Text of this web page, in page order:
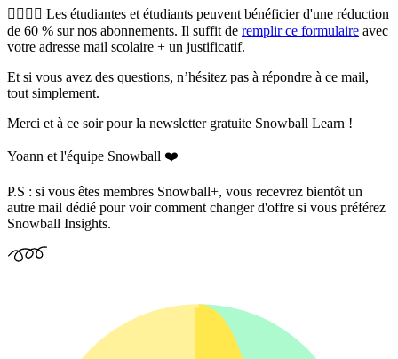
🙋‍♀️🙋‍♂️ Les étudiantes et étudiants peuvent bénéficier d'une réduction
de 60 % sur nos abonnements. Il suffit de remplir ce formulaire avec
votre adresse mail scolaire + un justificatif.
Et si vous avez des questions, n’hésitez pas à répondre à ce mail,
tout simplement.
Merci et à ce soir pour la newsletter gratuite Snowball Learn !
Yoann et l'équipe Snowball ❤️
P.S : si vous êtes membres Snowball+, vous recevrez bientôt un
autre mail dédié pour voir comment changer d'offre si vous préférez
Snowball Insights.